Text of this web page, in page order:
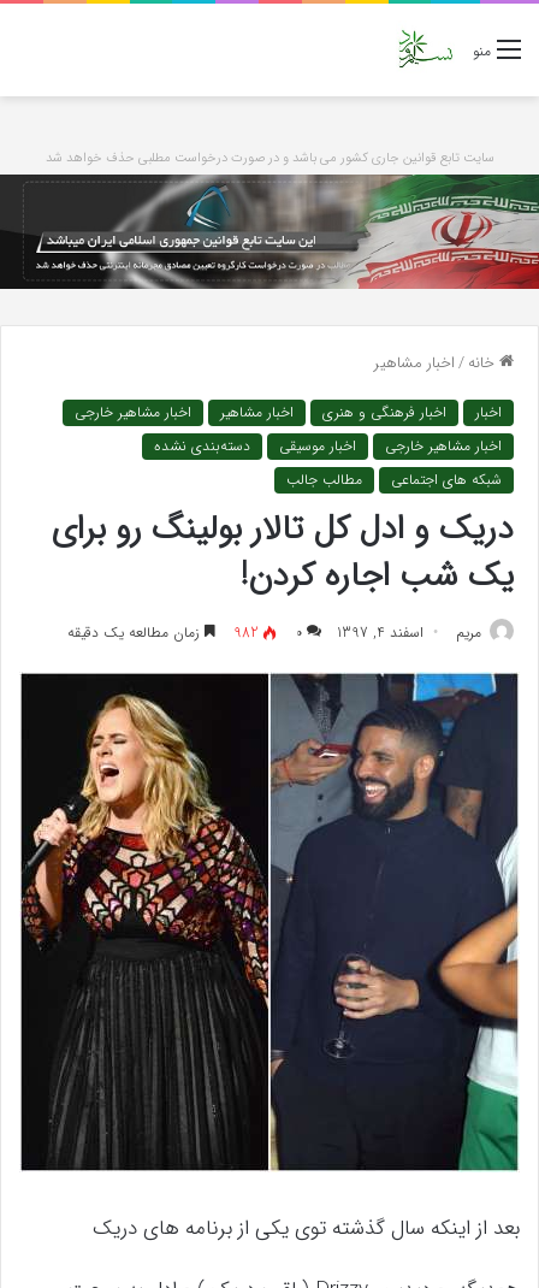
منو
سایت تابع قوانین جاری کشور می باشد و در صورت درخواست مطلبی حذف خواهد شد
خانه/اخبار مشاهیر
اخبار اخبار فرهنگی و هنری اخبار مشاهیر
اخبار مشاهیر خارجی
اخبار مشاهیر خارجی
اخبار موسیقی
دسته‌بندی نشده
شبکه های اجتماعی
مطالب جالب
دریک و ادل کل تالار بولینگ رو برای
یک شب اجاره کردن!
مريم اسفند 4, 1397 ۰ 982 زمان مطالعه یک دقیقه
بعد از اینکه سال گذشته توی یکی از برنامه های دریک